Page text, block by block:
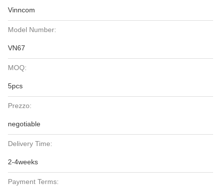
Vinncom
Model Number:
VN67
MOQ:
5pcs
Prezzo:
negotiable
Delivery Time:
2-4weeks
Payment Terms: